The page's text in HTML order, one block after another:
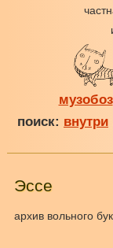
музобоз
поиск: внутри
Эссе
архив вольного